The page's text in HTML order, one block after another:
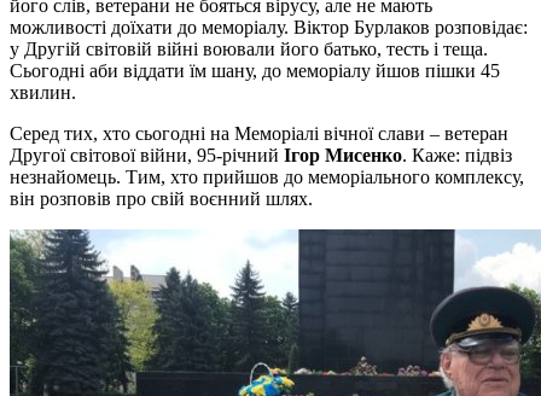
його слів, ветерани не бояться вірусу, але не мають
можливості доїхати до меморіалу. Віктор Бурлаков розповідає:
у Другій світовій війні воювали його батько, тесть і теща.
Сьогодні аби віддати їм шану, до меморіалу йшов пішки 45
хвилин.
Серед тих, хто сьогодні на Меморіалі вічної слави – ветеран
Другої світової війни, 95-річний Ігор Мисенко. Каже: підвіз
незнайомець. Тим, хто прийшов до меморіального комплексу,
він розповів про свій воєнний шлях.